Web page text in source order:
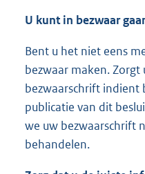
U kunt in bezwaar
Bent u het niet eens
bezwaar maken.
bezwaarschrift indient
publicatie van dit
we uw bezwaarschrift
behandelen.